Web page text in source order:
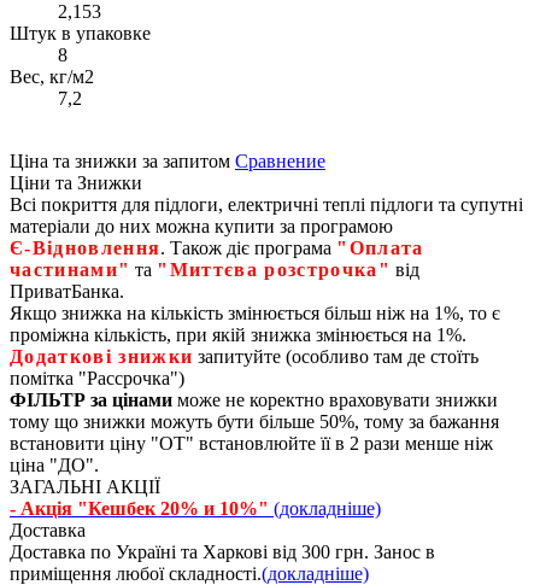
2,153
Штук в упаковке
8
Вес, кг/м2
7,2
Ціна та знижки за запитом Сравнение
Ціни та Знижки
Всі покриття для підлоги, електричні теплі підлоги та супутні
матеріали до них можна купити за програмою
Є‑Відновлення. Також діє програма "Оплата
частинами" та "Миттєва розстрочка" від
ПриватБанка.
Якщо знижка на кількість змінюється більш ніж на 1%, то є
проміжна кількість, при якій знижка змінюється на 1%.
Додаткові знижки запитуйте (особливо там де стоїть
помітка "Рассрочка")
ФІЛЬТР за цінами може не коректно враховувати знижки
тому що знижки можуть бути більше 50%, тому за бажання
встановити ціну "ОТ" встановлюйте її в 2 рази менше ніж
ціна "ДО".
ЗАГАЛЬНІ АКЦІЇ
- Акція "Кешбек 20% и 10%" (докладніше)
Доставка
Доставка по Україні та Харкові від 300 грн. Занос в
приміщення любої складності.(докладніше)